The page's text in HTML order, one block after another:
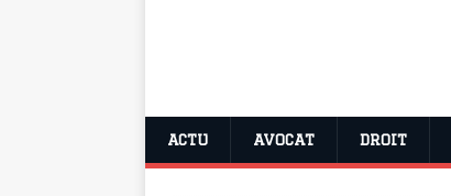
ACTU AVOCAT DROIT